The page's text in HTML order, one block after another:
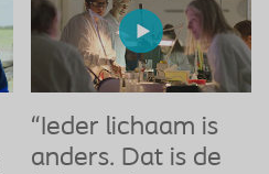
“Ieder lichaam is
anders. Dat is de